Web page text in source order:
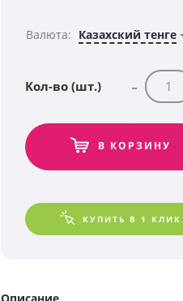
Валюта: Казахский тенге
Кол-во (шт.) -
В КОРЗИНУ
КУПИТЬ В 1 КЛИК
Описание